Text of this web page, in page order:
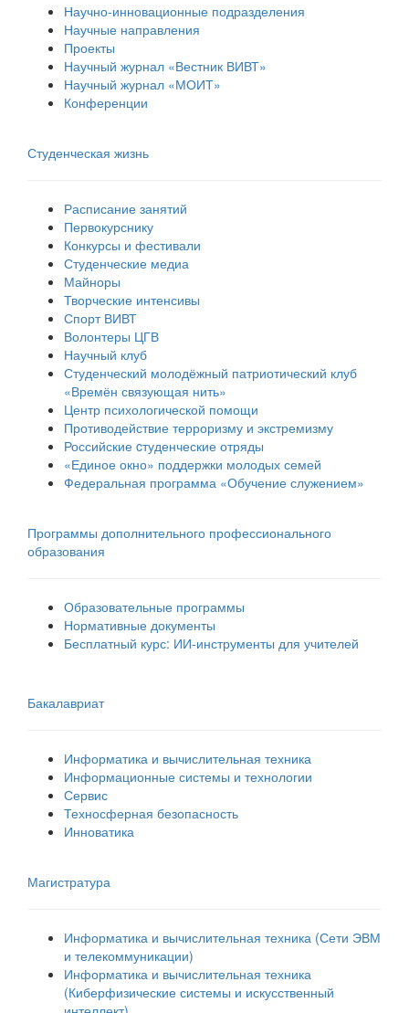
Научно-инновационные подразделения
Научные направления
Проекты
Научный журнал «Вестник ВИВТ»
Научный журнал «МОИТ»
Конференции
Студенческая жизнь
Расписание занятий
Первокурснику
Конкурсы и фестивали
Студенческие медиа
Майноры
Творческие интенсивы
Спорт ВИВТ
Волонтеры ЦГВ
Научный клуб
Студенческий молодёжный патриотический клуб
«Времён связующая нить»
Центр психологической помощи
Противодействие терроризму и экстремизму
Российские cтуденческие отряды
«Единое окно» поддержки молодых семей
Федеральная программа «Обучение служением»
Программы дополнительного профессионального
образования
Образовательные программы
Нормативные документы
Бесплатный курс: ИИ‑инструменты для учителей
Бакалавриат
Информатика и вычислительная техника
Информационные системы и технологии
Сервис
Техносферная безопасность
Инноватика
Магистратура
Информатика и вычислительная техника (Сети ЭВМ
и телекоммуникации)
Информатика и вычислительная техника
(Киберфизические системы и искусственный